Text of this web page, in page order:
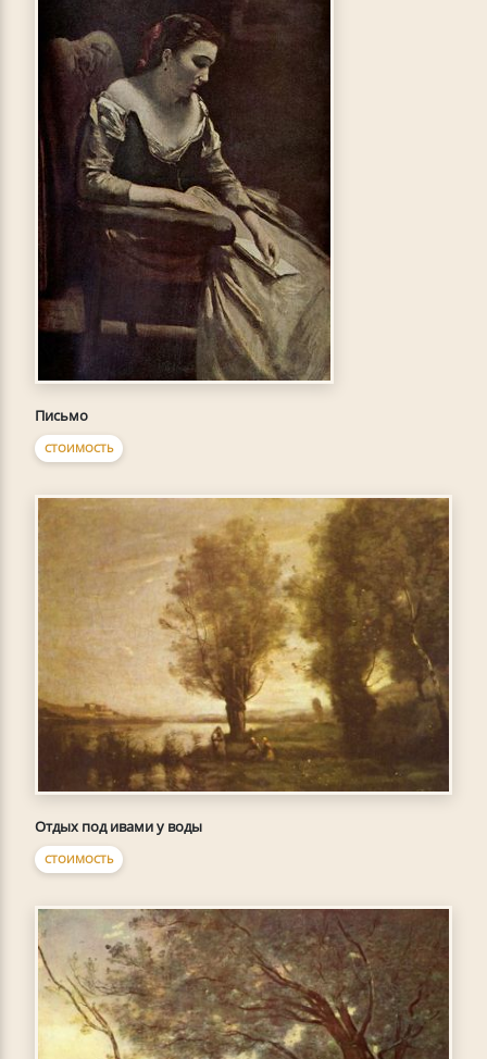
Письмо
СТОИМОСТЬ
Отдых под ивами у воды
СТОИМОСТЬ